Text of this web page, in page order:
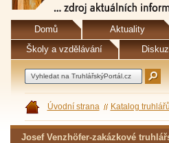
Domů Aktuality
Školy a vzdělávání
Úvodní strana Katalog truhlářů
Josef Venzhöfer-zakázkové